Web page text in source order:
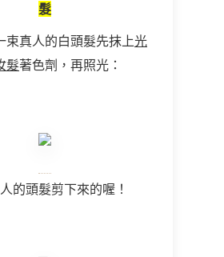
髮
束真人的白頭髮先抹上光
髮著色劑，再照光：
的頭髮剪下來的喔！